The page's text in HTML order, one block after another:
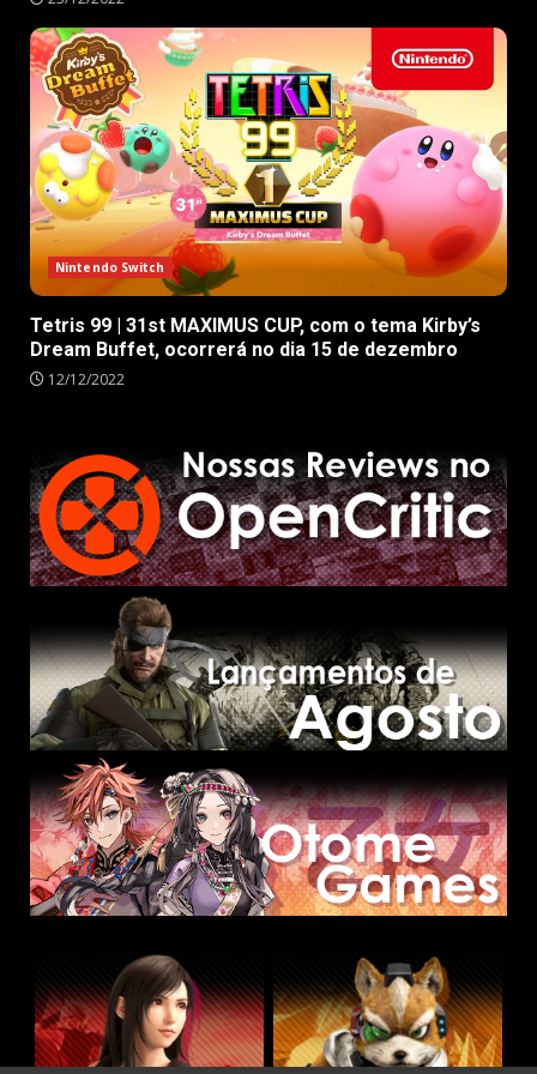
Nintendo Switch
Tetris 99 | 31st MAXIMUS CUP, com o tema Kirby’s
Dream Buffet, ocorrerá no dia 15 de dezembro
12/12/2022